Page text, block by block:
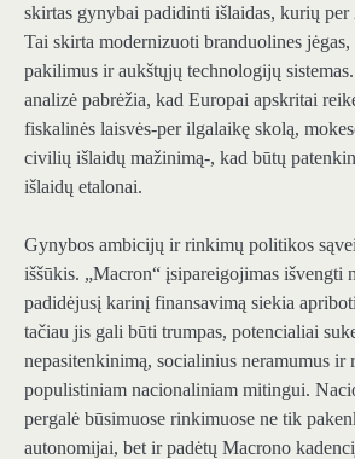
skirtas gynybai padidinti išlaidas, kurių
Tai skirta modernizuoti branduolines
pakilimus ir aukštųjų technologijų
analizė pabrėžia, kad Europai apskritai
fiskalinės laisvės-per ilgalaikę skolą,
civilių išlaidų mažinimą-, kad būtų
išlaidų etalonai.
Gynybos ambicijų ir rinkimų politikos
iššūkis. „Macron“ įsipareigojimas išvengti
padidėjusį karinį finansavimą siekia
tačiau jis gali būti trumpas, potencialiai
nepasitenkinimą, socialinius neramumus ir
populistiniam nacionaliniam mitingui.
pergalė būsimuose rinkimuose ne tik
autonomijai, bet ir padėtų Macrono